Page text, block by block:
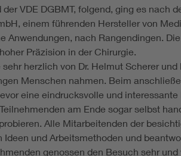
VDE DGBMT, folgend, ging es nach
einem führenden Hersteller von
Anwendungen, nach Rangendingen.
Präzision in der Chirurgie.
herzlich von Dr. Helmut Scherer
Menschen nahmen. Beim
eine eindrucksvolle und
am Ende sogar selbst
Alle Mitarbeitenden der
Ideen und Arbeitsmethoden und
genossen den Besuch sehr